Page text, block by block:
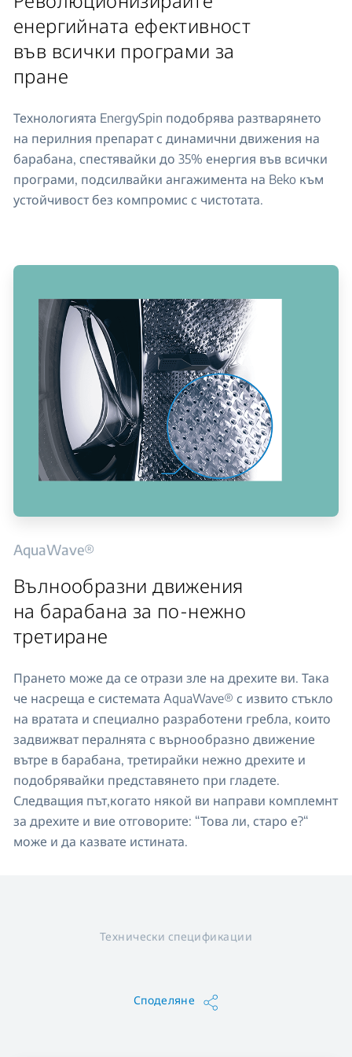
енергийната ефективност
във всички програми за
пране
Технологията EnergySpin подобрява разтварянето
на перилния препарат с динамични движения на
барабана, спестявайки до 35% енергия във всички
програми, подсилвайки ангажимента на Beko към
устойчивост без компромис с чистотата.
AquaWave®
Вълнообразни движения
на барабана за по-нежно
третиране
Прането може да се отрази зле на дрехите ви. Така
че насреща е системата AquaWave® с извито стъкло
на вратата и специално разработени гребла, които
задвижват пералнята с върнообразно движение
вътре в барабана, третирайки нежно дрехите и
подобрявайки представянето при гладете.
Следващия път,когато някой ви направи комплемнт
за дрехите и вие отговорите: “Това ли, старо е?“
може и да казвате истината.
Технически спецификации
Споделяне